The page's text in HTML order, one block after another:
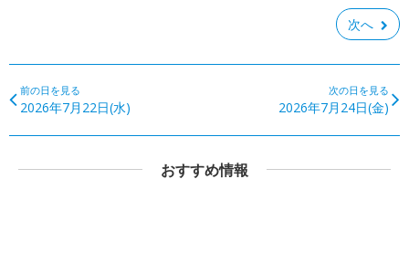
次へ
前の日を見る
2026年7月22日(水)
次の日を見る
2026年7月24日(金)
おすすめ情報